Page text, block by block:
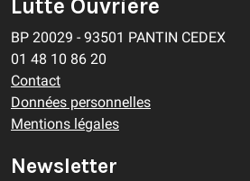
Lutte Ouvrière
BP 20029 - 93501 PANTIN CEDEX
01 48 10 86 20
Contact
Données personnelles
Mentions légales
Newsletter